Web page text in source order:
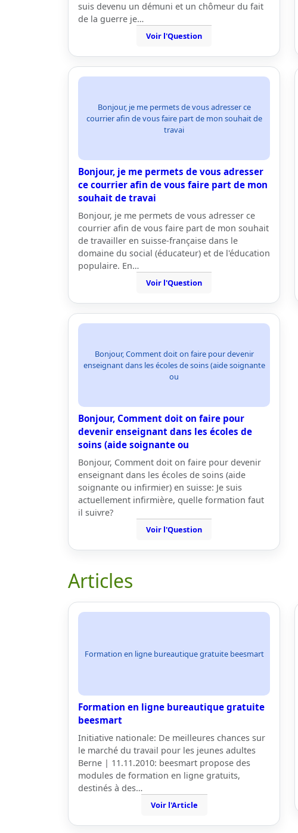
suis devenu un démuni et un chômeur du fait
de la guerre je…
Voir l'Question
Bonjour, je me permets de vous adresser ce
courrier afin de vous faire part de mon souhait de
travai
Bonjour, je me permets de vous adresser
ce courrier afin de vous faire part de mon
souhait de travai
Bonjour, je me permets de vous adresser ce
courrier afin de vous faire part de mon souhait
de travailler en suisse-française dans le
domaine du social (éducateur) et de l'éducation
populaire. En…
Voir l'Question
Bonjour, Comment doit on faire pour devenir
enseignant dans les écoles de soins (aide soignante
ou
Bonjour, Comment doit on faire pour
devenir enseignant dans les écoles de
soins (aide soignante ou
Bonjour, Comment doit on faire pour devenir
enseignant dans les écoles de soins (aide
soignante ou infirmier) en suisse: Je suis
actuellement infirmière, quelle formation faut
il suivre?
Voir l'Question
Articles
Formation en ligne bureautique gratuite beesmart
Formation en ligne bureautique gratuite
beesmart
Initiative nationale: De meilleures chances sur
le marché du travail pour les jeunes adultes
Berne | 11.11.2010: beesmart propose des
modules de formation en ligne gratuits,
destinés à des…
Voir l'Article